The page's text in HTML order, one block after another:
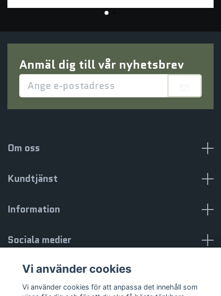
Anmäl dig till vår nyhetsbrev
Om oss
Kundtjänst
Information
Sociala medier
Vi använder cookies
Vi använder cookies för att anpassa det innehåll som